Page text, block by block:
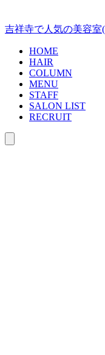
ン
テ
吉祥寺で人気の美容室
HOME
HAIR
COLUMN
MENU
STAFF
SALON LIST
RECRUIT